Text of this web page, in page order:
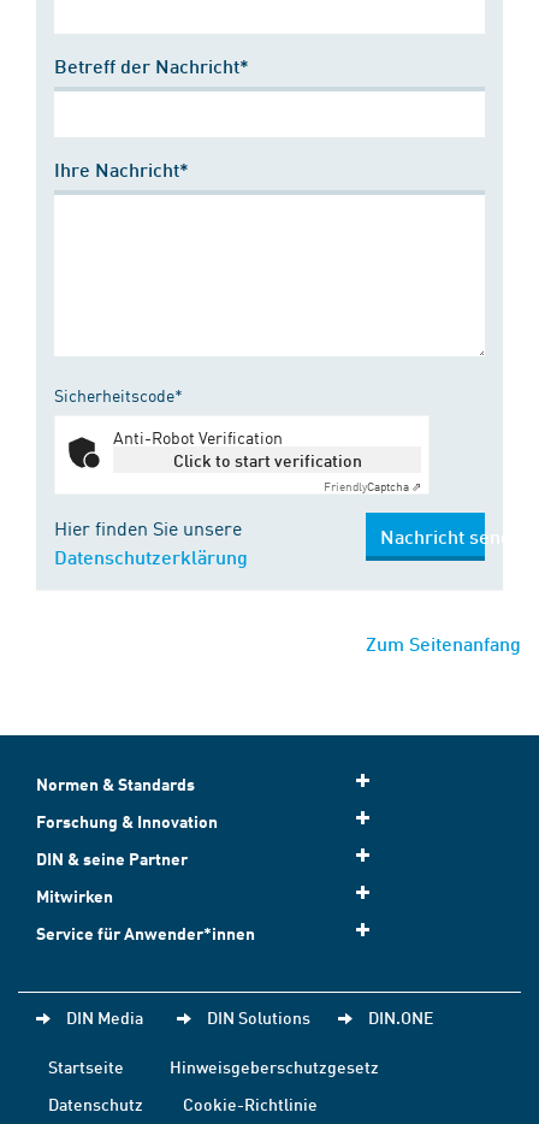
Betreff der Nachricht*
Ihre Nachricht*
Sicherheitscode*
Anti-Robot Verification
Click to start verification
FriendlyCaptcha ⇗
Hier finden Sie unsere
Datenschutzerklärung
Nachricht senden
Zum Seitenanfang
Normen & Standards
Forschung & Innovation
DIN & seine Partner
Mitwirken
Service für Anwender*innen
DIN Media DIN Solutions DIN.ONE
Startseite
Hinweisgeberschutzgesetz
Datenschutz
Cookie-Richtlinie